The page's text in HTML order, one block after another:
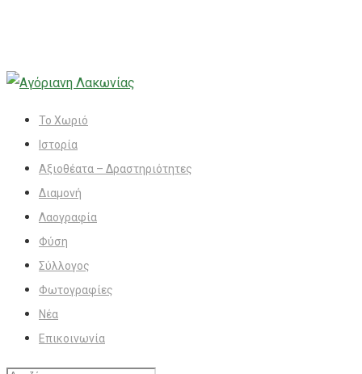
Το Χωριό
Ιστορία
Αξιοθέατα – Δραστηριότητες
Διαμονή
Λαογραφία
Φύση
Σύλλογος
Φωτογραφίες
Νέα
Επικοινωνία